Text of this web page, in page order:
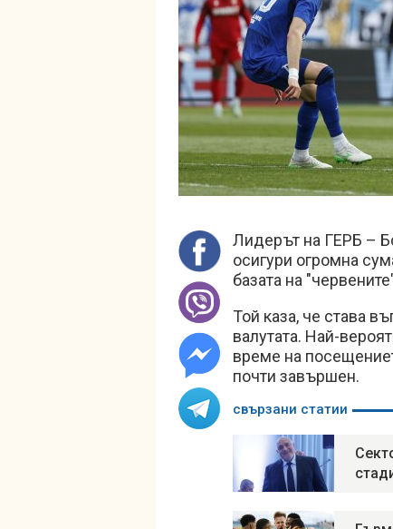
Лидерът на ГЕРБ –
осигури огромна
базата на
Той каза, че става
валутата. Най-
време на
почти завършен.
свързани статии